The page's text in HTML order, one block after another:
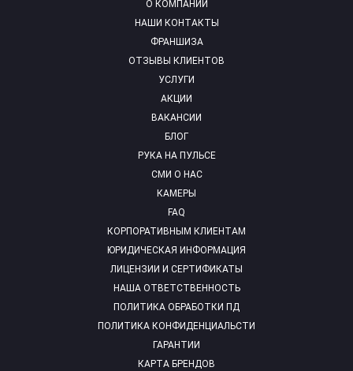
О КОМПАНИИ
НАШИ КОНТАКТЫ
ФРАНШИЗА
ОТЗЫВЫ КЛИЕНТОВ
УСЛУГИ
АКЦИИ
ВАКАНСИИ
БЛОГ
РУКА НА ПУЛЬСЕ
СМИ О НАС
КАМЕРЫ
FAQ
КОРПОРАТИВНЫМ КЛИЕНТАМ
ЮРИДИЧЕСКАЯ ИНФОРМАЦИЯ
ЛИЦЕНЗИИ И СЕРТИФИКАТЫ
НАША ОТВЕТСТВЕННОСТЬ
ПОЛИТИКА ОБРАБОТКИ ПД
ПОЛИТИКА КОНФИДЕНЦИАЛЬСТИ
ГАРАНТИИ
КАРТА БРЕНДОВ